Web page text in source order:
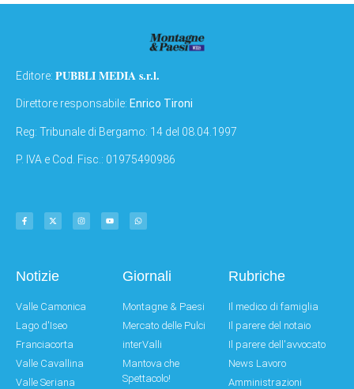
Editore: PUBBLI MEDIA s.r.l.
Direttore responsabile: Enrico Tironi
Reg: Tribunale di Bergamo: 14 del 08.04.1997
P. IVA e Cod. Fisc.: 01975490986
Notizie
Valle Camonica
Lago d'Iseo
Franciacorta
Valle Cavallina
Valle Seriana
Giornali
Montagne & Paesi
Mercato delle Pulci
interValli
Mantova che
Spettacolo!
Rubriche
Il medico di famiglia
Il parere del notaio
Il parere dell'avvocato
News Lavoro
Amministrazioni